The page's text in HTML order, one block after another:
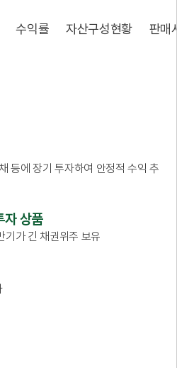
수익률 자산구성현황 판매
등에 장기 투자하여 안정적 수익 추
자 상품
가 긴 채권위주 보유